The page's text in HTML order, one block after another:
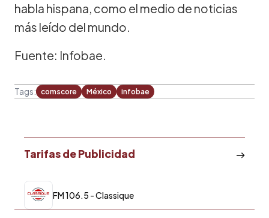
habla hispana, como el medio de noticias
más leído del mundo.
Fuente: Infobae.
Tags: comscore México infobae
Tarifas de Publicidad
FM 106.5 - Classique